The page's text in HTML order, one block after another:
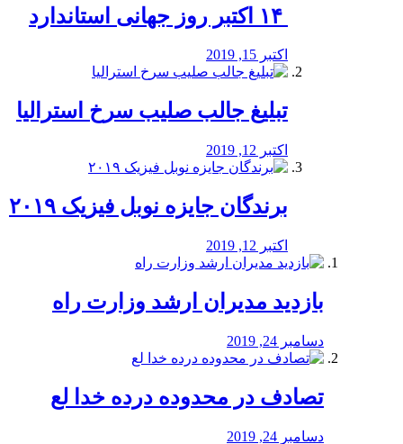
اکتبر 15, 2019
تبلیغ جالب صلیب سرخ استرالیا
اکتبر 12, 2019
برندگان جایزه نوبل فیزیک ۲۰۱۹
اکتبر 12, 2019
بازدید مدیران ارشد وزارت راه
دسامبر 24, 2019
تصادف در محدوده درده خدا لع
دسامبر 24, 2019